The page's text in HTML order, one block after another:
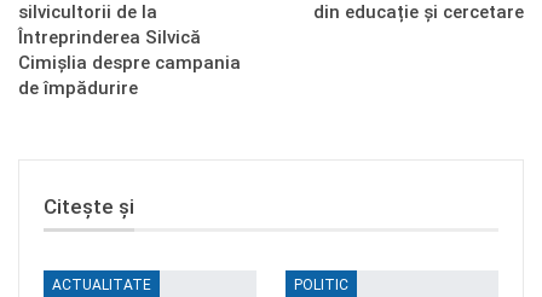
silvicultorii de la
Întreprinderea Silvică
Cimișlia despre campania
de împădurire
din educație și cercetare
Citește și
ACTUALITATE POLITIC